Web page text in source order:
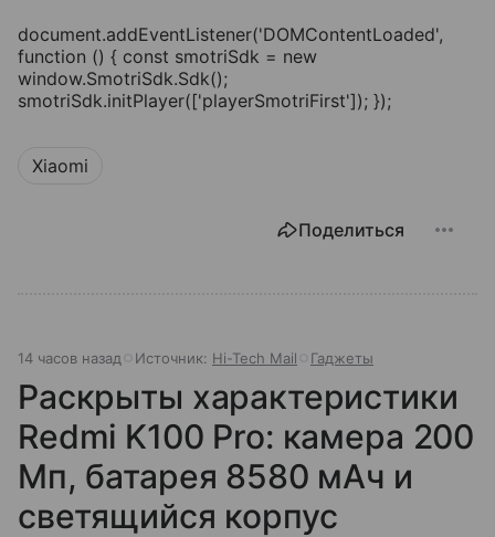
document.addEventListener('DOMContentLoaded',
function () { const smotriSdk = new
window.SmotriSdk.Sdk();
smotriSdk.initPlayer(['playerSmotriFirst']); });
Xiaomi
Поделиться
14 часов назад Источник: Hi-Tech Mail Гаджеты
Раскрыты характеристики
Redmi K100 Pro: камера 200
Мп, батарея 8580 мАч и
светящийся корпус